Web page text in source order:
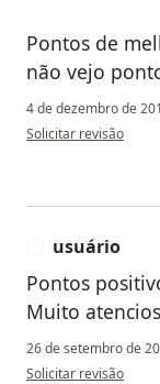
Pontos de
não vejo
4 de dezembro de
na opinião do
Solicitar revisão
usuário
Pontos
Muito
26 de setembro de
na opinião do
Solicitar revisão